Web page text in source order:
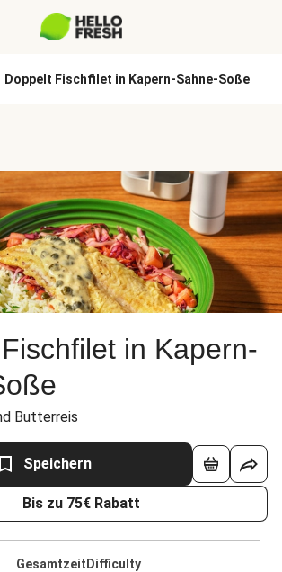
Doppelt Fischfilet in Kapern-Sahne-Soße
in Kapern-
Butterreis
Speichern
Bis zu 75€ Rabatt
Gesamtzeit Difficulty